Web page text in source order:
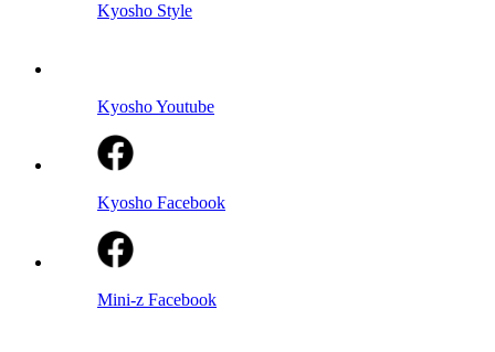
Kyosho Style
Kyosho Youtube
Kyosho Facebook
Mini-z Facebook